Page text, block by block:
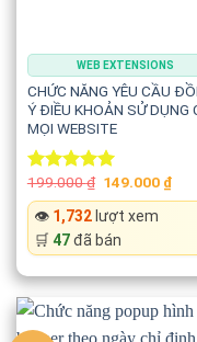
Bạn có thể dễ dàng cấu
📐 Chiều rộng tối đa
📷 Tỷ lệ hiển thị
🔍 Mức thu phóng
Giúp popup phù hợp
📍 Điều chỉnh vị trí
WEB EXTENSIONS
CHỨC NĂNG YÊU CẦU
Ý ĐIỀU KHOẢN SỬ DỤNG
MỌI WEBSITE
Rated5.00
out of 5
199.000₫ Original
was:
199.000 ₫.
149.000 ₫
price
👁️ 1,732lượt xem
🛒 47đã bán